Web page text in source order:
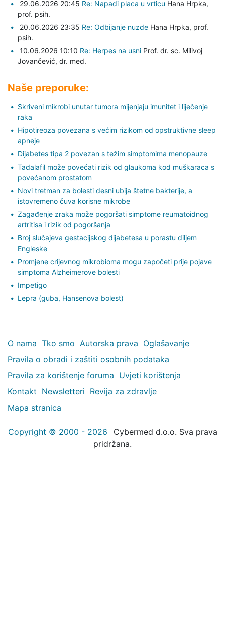
29.06.2026 20:45 Re: Napadi placa u vrticu Hana Hrpka,
prof. psih.
20.06.2026 23:35 Re: Odbijanje nuzde Hana Hrpka, prof.
psih.
10.06.2026 10:10 Re: Herpes na usni Prof. dr. sc. Milivoj
Jovančević, dr. med.
Naše preporuke:
Skriveni mikrobi unutar tumora mijenjaju imunitet i liječenje
raka
Hipotireoza povezana s većim rizikom od opstruktivne sleep
apneje
Dijabetes tipa 2 povezan s težim simptomima menopauze
Tadalafil može povećati rizik od glaukoma kod muškaraca s
povećanom prostatom
Novi tretman za bolesti desni ubija štetne bakterije, a
istovremeno čuva korisne mikrobe
Zagađenje zraka može pogoršati simptome reumatoidnog
artritisa i rizik od pogoršanja
Broj slučajeva gestacijskog dijabetesa u porastu diljem
Engleske
Promjene crijevnog mikrobioma mogu započeti prije pojave
simptoma Alzheimerove bolesti
Impetigo
Lepra (guba, Hansenova bolest)
O nama Tko smo Autorska prava Oglašavanje
Pravila o obradi i zaštiti osobnih podataka
Pravila za korištenje foruma Uvjeti korištenja
Kontakt Newsletteri Revija za zdravlje
Mapa stranica
Copyright © 2000 - 2026
Cybermed d.o.o. Sva prava
pridržana.